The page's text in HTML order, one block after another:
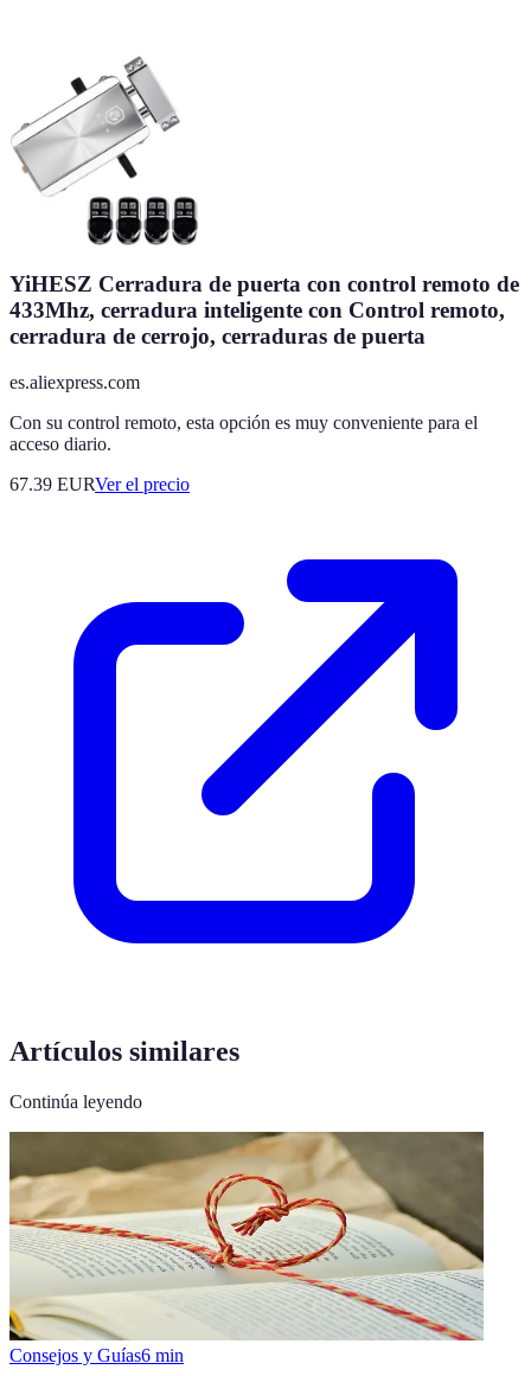
YiHESZ Cerradura de puerta con control remoto de
433Mhz, cerradura inteligente con Control remoto,
cerradura de cerrojo, cerraduras de puerta
es.aliexpress.com
Con su control remoto, esta opción es muy conveniente para el
acceso diario.
67.39 EURVer el precio
Artículos similares
Continúa leyendo
Consejos y Guías6 min